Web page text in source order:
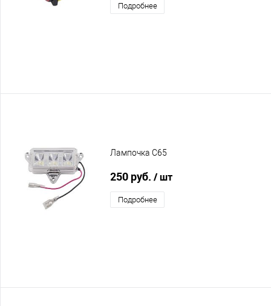
Подробнее
Лампочка C65
250 руб. / шт
Подробнее